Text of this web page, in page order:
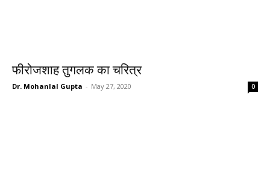
फीरोजशाह तुगलक का चरित्र
Dr. Mohanlal Gupta - May 27, 2020 0